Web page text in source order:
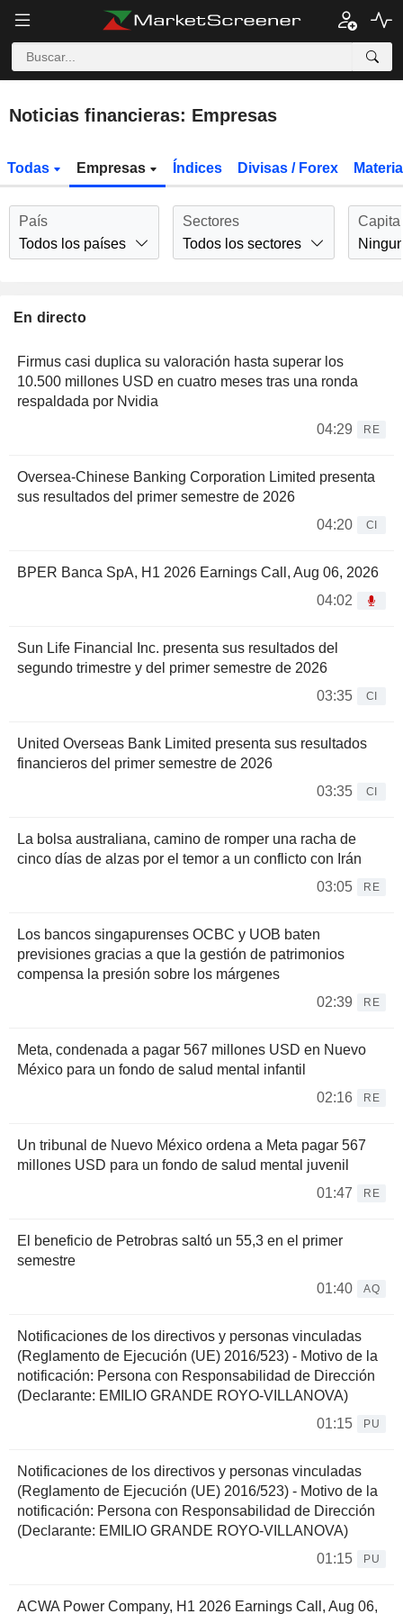
Noticias financieras: Empresas
Todas Empresas Índices Divisas / Forex
País
Todos los países
Sectores
Todos los sectores
En directo
Firmus casi duplica su valoración hasta superar los
10.500 millones USD en cuatro meses tras una ronda
respaldada por Nvidia
04:29
RE
Oversea-Chinese Banking Corporation Limited presenta
sus resultados del primer semestre de 2026
04:20
CI
BPER Banca SpA, H1 2026 Earnings Call, Aug 06, 2026
04:02
Sun Life Financial Inc. presenta sus resultados del
segundo trimestre y del primer semestre de 2026
03:35
CI
United Overseas Bank Limited presenta sus resultados
financieros del primer semestre de 2026
03:35
CI
La bolsa australiana, camino de romper una racha de
cinco días de alzas por el temor a un conflicto con Irán
03:05
RE
Los bancos singapurenses OCBC y UOB baten
previsiones gracias a que la gestión de patrimonios
compensa la presión sobre los márgenes
02:39
RE
Meta, condenada a pagar 567 millones USD en Nuevo
México para un fondo de salud mental infantil
02:16
RE
Un tribunal de Nuevo México ordena a Meta pagar 567
millones USD para un fondo de salud mental juvenil
01:47
RE
El beneficio de Petrobras saltó un 55,3 en el primer
semestre
01:40
AQ
Notificaciones de los directivos y personas vinculadas
(Reglamento de Ejecución (UE) 2016/523) - Motivo de la
notificación: Persona con Responsabilidad de Dirección
(Declarante: EMILIO GRANDE ROYO-VILLANOVA)
01:15
PU
Notificaciones de los directivos y personas vinculadas
(Reglamento de Ejecución (UE) 2016/523) - Motivo de la
notificación: Persona con Responsabilidad de Dirección
(Declarante: EMILIO GRANDE ROYO-VILLANOVA)
01:15
PU
ACWA Power Company, H1 2026 Earnings Call, Aug 06,